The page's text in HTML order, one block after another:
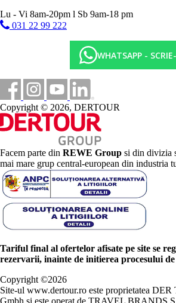
Lu - Vi 8am-20pm l Sb 9am-18 pm
031 22 99 222
WHATSAPP -
Copyright © 2026, DERTOUR
Facem parte din REWE Group si din divizia
mai mare grup central-european din industria
Tariful final al ofertelor afisate pe site se
rezervarii, inainte de initierea procesului
Copyright ©2026
Site-ul www.dertour.ro este proprietatea DER
Gmbh si este operat de TRAVEL BRANDS